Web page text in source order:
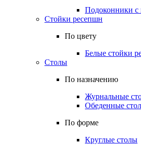
Подоконники с
Стойки ресепшн
По цвету
Белые стойки
Столы
По назначению
Журнальные
Обеденные
По форме
Круглые столы